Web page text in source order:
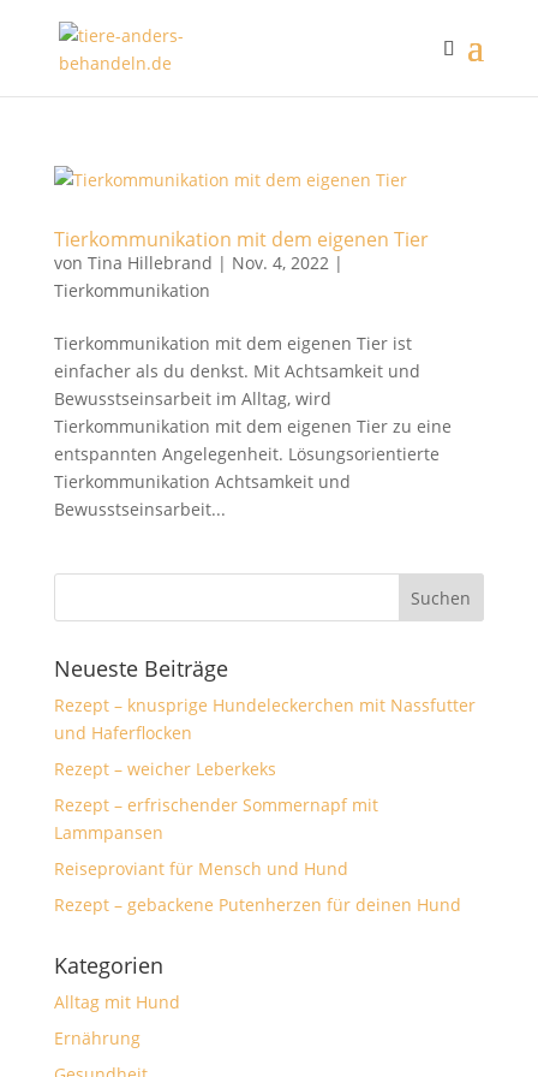
Tierkommunikation mit dem eigenen Tier
von Tina Hillebrand | Nov. 4, 2022|
Tierkommunikation
Tierkommunikation mit dem eigenen Tier ist
einfacher als du denkst. Mit Achtsamkeit und
Bewusstseinsarbeit im Alltag, wird
Tierkommunikation mit dem eigenen Tier zu eine
entspannten Angelegenheit. Lösungsorientierte
Tierkommunikation Achtsamkeit und
Bewusstseinsarbeit...
Neueste Beiträge
Rezept – knusprige Hundeleckerchen mit Nassfutter
und Haferflocken
Rezept – weicher Leberkeks
Rezept – erfrischender Sommernapf mit
Lammpansen
Reiseproviant für Mensch und Hund
Rezept – gebackene Putenherzen für deinen Hund
Kategorien
Alltag mit Hund
Ernährung